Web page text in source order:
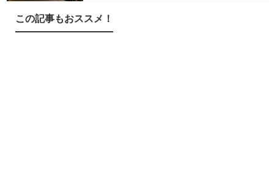
この記事もおススメ！